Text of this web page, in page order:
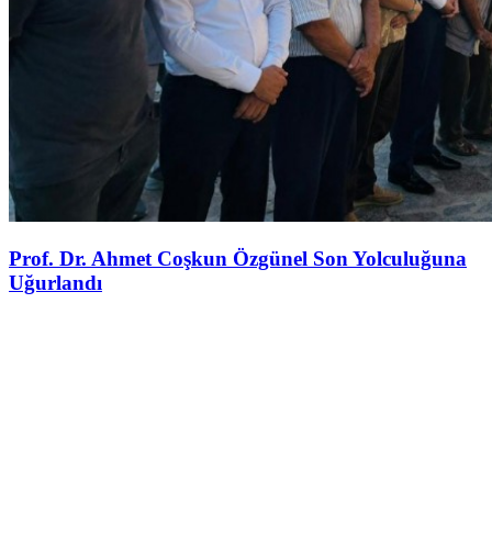
Prof. Dr. Ahmet Coşkun Özgünel Son Yolculuğuna
Uğurlandı